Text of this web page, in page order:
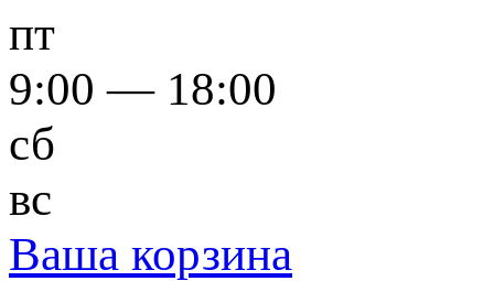
пт
9:00 — 18:00
сб
вс
Ваша корзина